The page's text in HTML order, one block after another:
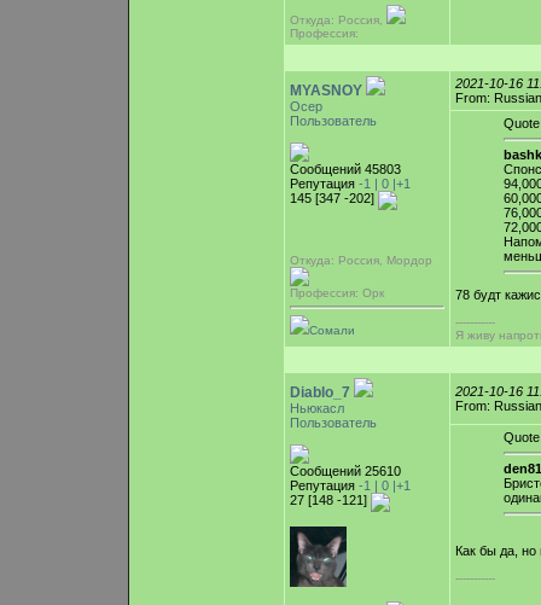
Откуда: Россия,
Профессия:
MYASNOY
Осер
Пользователь
Сообщений 45803
Репутация -1 | 0 |+1
145 [347 -202]
Откуда: Россия, Мордор
Профессия: Орк
Сомали
2021-10-16
From:
Quote
78 будт
-----------
Я живу
Diablo_7
Ньюкасл
Пользователь
Сообщений 25610
Репутация -1 | 0 |+1
27 [148 -121]
2021-10-16
From:
Quote
Как бы да,
-----------